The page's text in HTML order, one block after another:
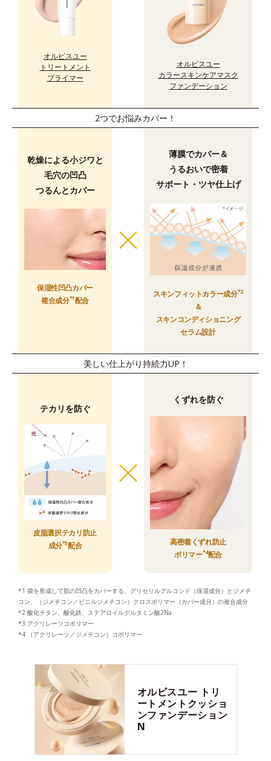
オルビスユー
トリートメント
プライマー
オルビスユー
カラースキンケアマスク
ファンデーション
2つでお悩みカバー！
乾燥による小ジワと
毛穴の凹凸
つるんとカバー
保湿性凹凸カバー
複合成分*1配合
薄膜でカバー＆
うるおいで密着
サポート・ツヤ仕上げ
スキンフィットカラー成分*2
＆
スキンコンディショニング
セラム設計
美しい仕上がり持続力UP！
テカリを防ぐ
皮脂選択テカリ防止
成分*3配合
くずれを防ぐ
高密着くずれ防止
ポリマー*4配合
*1 膜を形成して肌の凹凸をカバーする、グリセリルグルコシド（保湿成分）とジメチ
コン、（ジメチコン／ビニルジメチコン）クロスポリマー（カバー成分）の複合成分
*2 酸化チタン、酸化鉄、ステアロイルグルタミン酸2Na
*3 アクリレーツコポリマー
*4 （アクリレーツ／ジメチコン）コポリマー
オルビスユー トリ
ートメントクッショ
ンファンデーション
N